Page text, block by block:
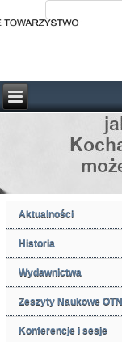
Aktualności
Historia
Wydawnictwa
Zeszyty Naukowe OTN
Konferencje i sesje